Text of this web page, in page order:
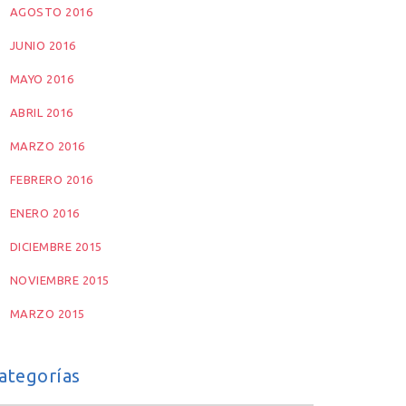
AGOSTO 2016
JUNIO 2016
MAYO 2016
ABRIL 2016
MARZO 2016
FEBRERO 2016
ENERO 2016
DICIEMBRE 2015
NOVIEMBRE 2015
MARZO 2015